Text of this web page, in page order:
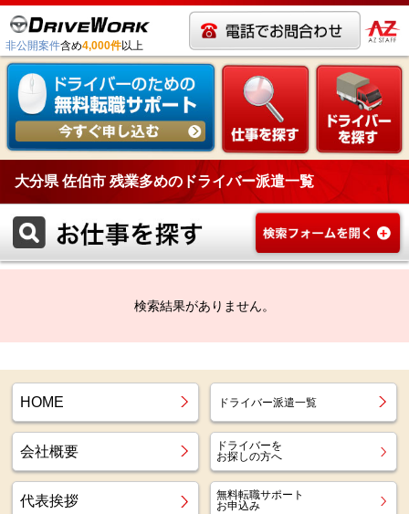
非公開案件含め4,000件以上
大分県 佐伯市 残業多めのドライバー派遣一覧
検索結果がありません。
HOME ドライバー派遣一覧
会社概要
ドライバーを
お探しの方へ
代表挨拶
無料転職サポート
お申込み